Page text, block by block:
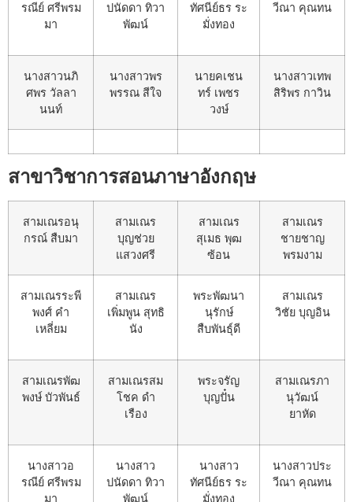
รณีย์ ศรีพรม
มา
ปนัดดา ทิวา
พัฒน์
ทัศนีย์ธร ระ
มั่งทอง
วีณา คุณทน
นางสาวนภิ
ศพร วัลลา
นนท์
นางสาวพร
พรรณ สีใจ
นายคเชน
ทร์ เพชร
วงษ์
นางสาวเทพ
สิริพร กาวิน
สาขาวิชาการสอนภาษาอังกฤษ
สามเณรอนุ
กรณ์ สืบมา
สามเณร
บุญช่วย
แสวงศรี
สามเณร
สุเมธ พุฒ
ซ้อน
สามเณร
ชายชาญ
พรมงาม
สามเณรระพี
พงศ์ คำ
เหลี่ยม
สามเณร
เพิ่มพูน สุทธิ
นัง
พระพัฒนา
นุรักษ์
สืบพันธุ์ดี
สามเณร
วิชัย บุญอิน
สามเณรพัฒ
พงษ์ บัวพันธ์
สามเณรสม
โชค ดำ
เรือง
พระจรัญ
บุญปั๋น
สามเณรภา
นุวัฒน์
ยาหัด
นางสาวอ
รณีย์ ศรีพรม
มา
นางสาว
ปนัดดา ทิวา
พัฒน์
นางสาว
ทัศนีย์ธร ระ
มั่งทอง
นางสาวประ
วีณา คุณทน